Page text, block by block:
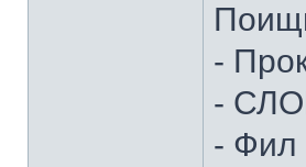
-
-
- Фил